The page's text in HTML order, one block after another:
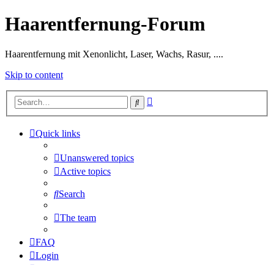
Haarentfernung-Forum
Haarentfernung mit Xenonlicht, Laser, Wachs, Rasur, ....
Skip to content
Search
Quick links
Unanswered topics
Active topics
Search
The team
FAQ
Login